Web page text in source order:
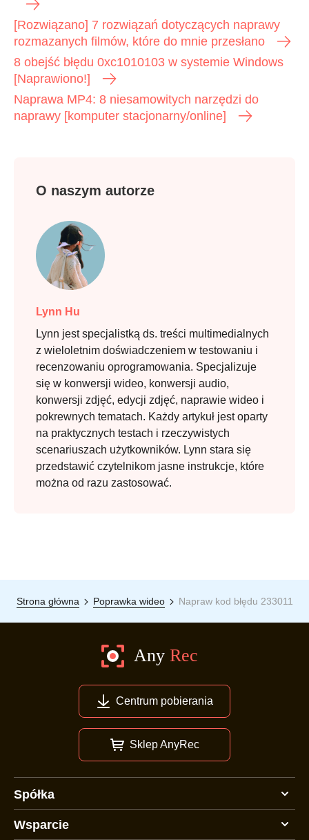
[Rozwiązano] 7 rozwiązań dotyczących naprawy
rozmazanych filmów, które do mnie przesłano
8 obejść błędu 0xc1010103 w systemie Windows
[Naprawiono!]
Naprawa MP4: 8 niesamowitych narzędzi do
naprawy [komputer stacjonarny/online]
O naszym autorze
Lynn Hu
Lynn jest specjalistką ds. treści multimedialnych
z wieloletnim doświadczeniem w testowaniu i
recenzowaniu oprogramowania. Specjalizuje
się w konwersji wideo, konwersji audio,
konwersji zdjęć, edycji zdjęć, naprawie wideo i
pokrewnych tematach. Każdy artykuł jest oparty
na praktycznych testach i rzeczywistych
scenariuszach użytkowników. Lynn stara się
przedstawić czytelnikom jasne instrukcje, które
można od razu zastosować.
Strona główna Poprawka wideo Napraw kod błędu 233011
Centrum pobierania
Sklep AnyRec
Spółka
Wsparcie